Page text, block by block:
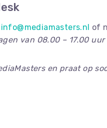
info@mediamasters.nl of
van 08.00 – 17.00
en praat op